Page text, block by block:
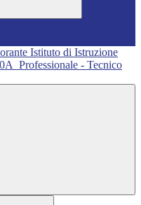
Istituto di Istruzione
Professionale - Tecnico